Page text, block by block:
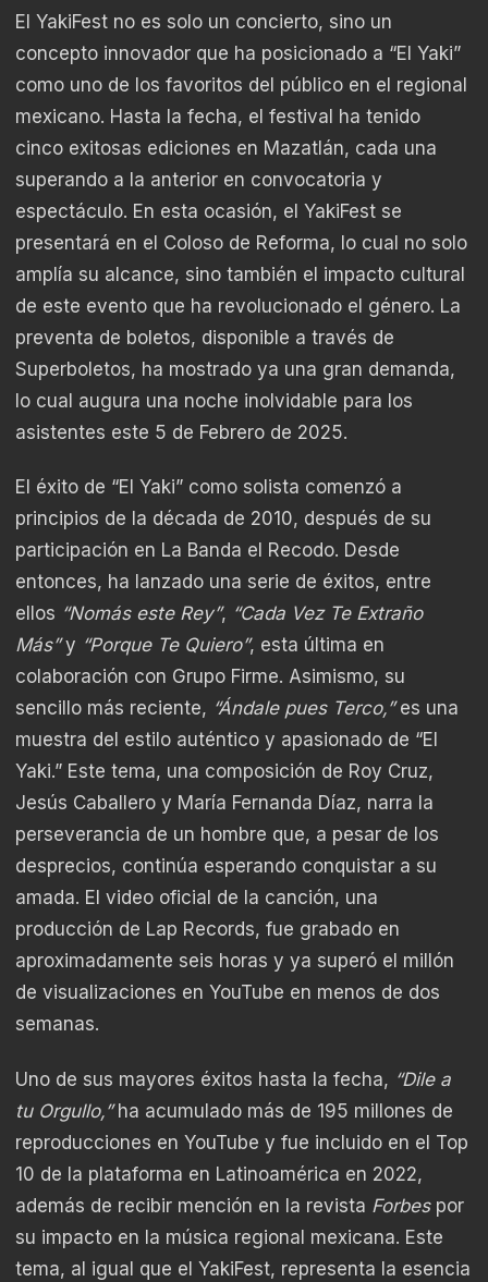
El YakiFest no es solo un concierto, sino un
concepto innovador que ha posicionado a “El Yaki”
como uno de los favoritos del público en el regional
mexicano. Hasta la fecha, el festival ha tenido
cinco exitosas ediciones en Mazatlán, cada una
superando a la anterior en convocatoria y
espectáculo. En esta ocasión, el YakiFest se
presentará en el Coloso de Reforma, lo cual no solo
amplía su alcance, sino también el impacto cultural
de este evento que ha revolucionado el género. La
preventa de boletos, disponible a través de
Superboletos, ha mostrado ya una gran demanda,
lo cual augura una noche inolvidable para los
asistentes este 5 de Febrero de 2025.
El éxito de “El Yaki” como solista comenzó a
principios de la década de 2010, después de su
participación en La Banda el Recodo. Desde
entonces, ha lanzado una serie de éxitos, entre
ellos “Nomás este Rey”, “Cada Vez Te Extraño
Más”y “Porque Te Quiero”, esta última en
colaboración con Grupo Firme. Asimismo, su
sencillo más reciente, “Ándale pues Terco,”es una
muestra del estilo auténtico y apasionado de “El
Yaki.” Este tema, una composición de Roy Cruz,
Jesús Caballero y María Fernanda Díaz, narra la
perseverancia de un hombre que, a pesar de los
desprecios, continúa esperando conquistar a su
amada. El video oficial de la canción, una
producción de Lap Records, fue grabado en
aproximadamente seis horas y ya superó el millón
de visualizaciones en YouTube en menos de dos
semanas.
Uno de sus mayores éxitos hasta la fecha, “Dile a
tu Orgullo,”ha acumulado más de 195 millones de
reproducciones en YouTube y fue incluido en el Top
10 de la plataforma en Latinoamérica en 2022,
además de recibir mención en la revista Forbespor
su impacto en la música regional mexicana. Este
tema, al igual que el YakiFest, representa la esencia